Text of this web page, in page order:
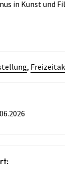
in Kunst und
,